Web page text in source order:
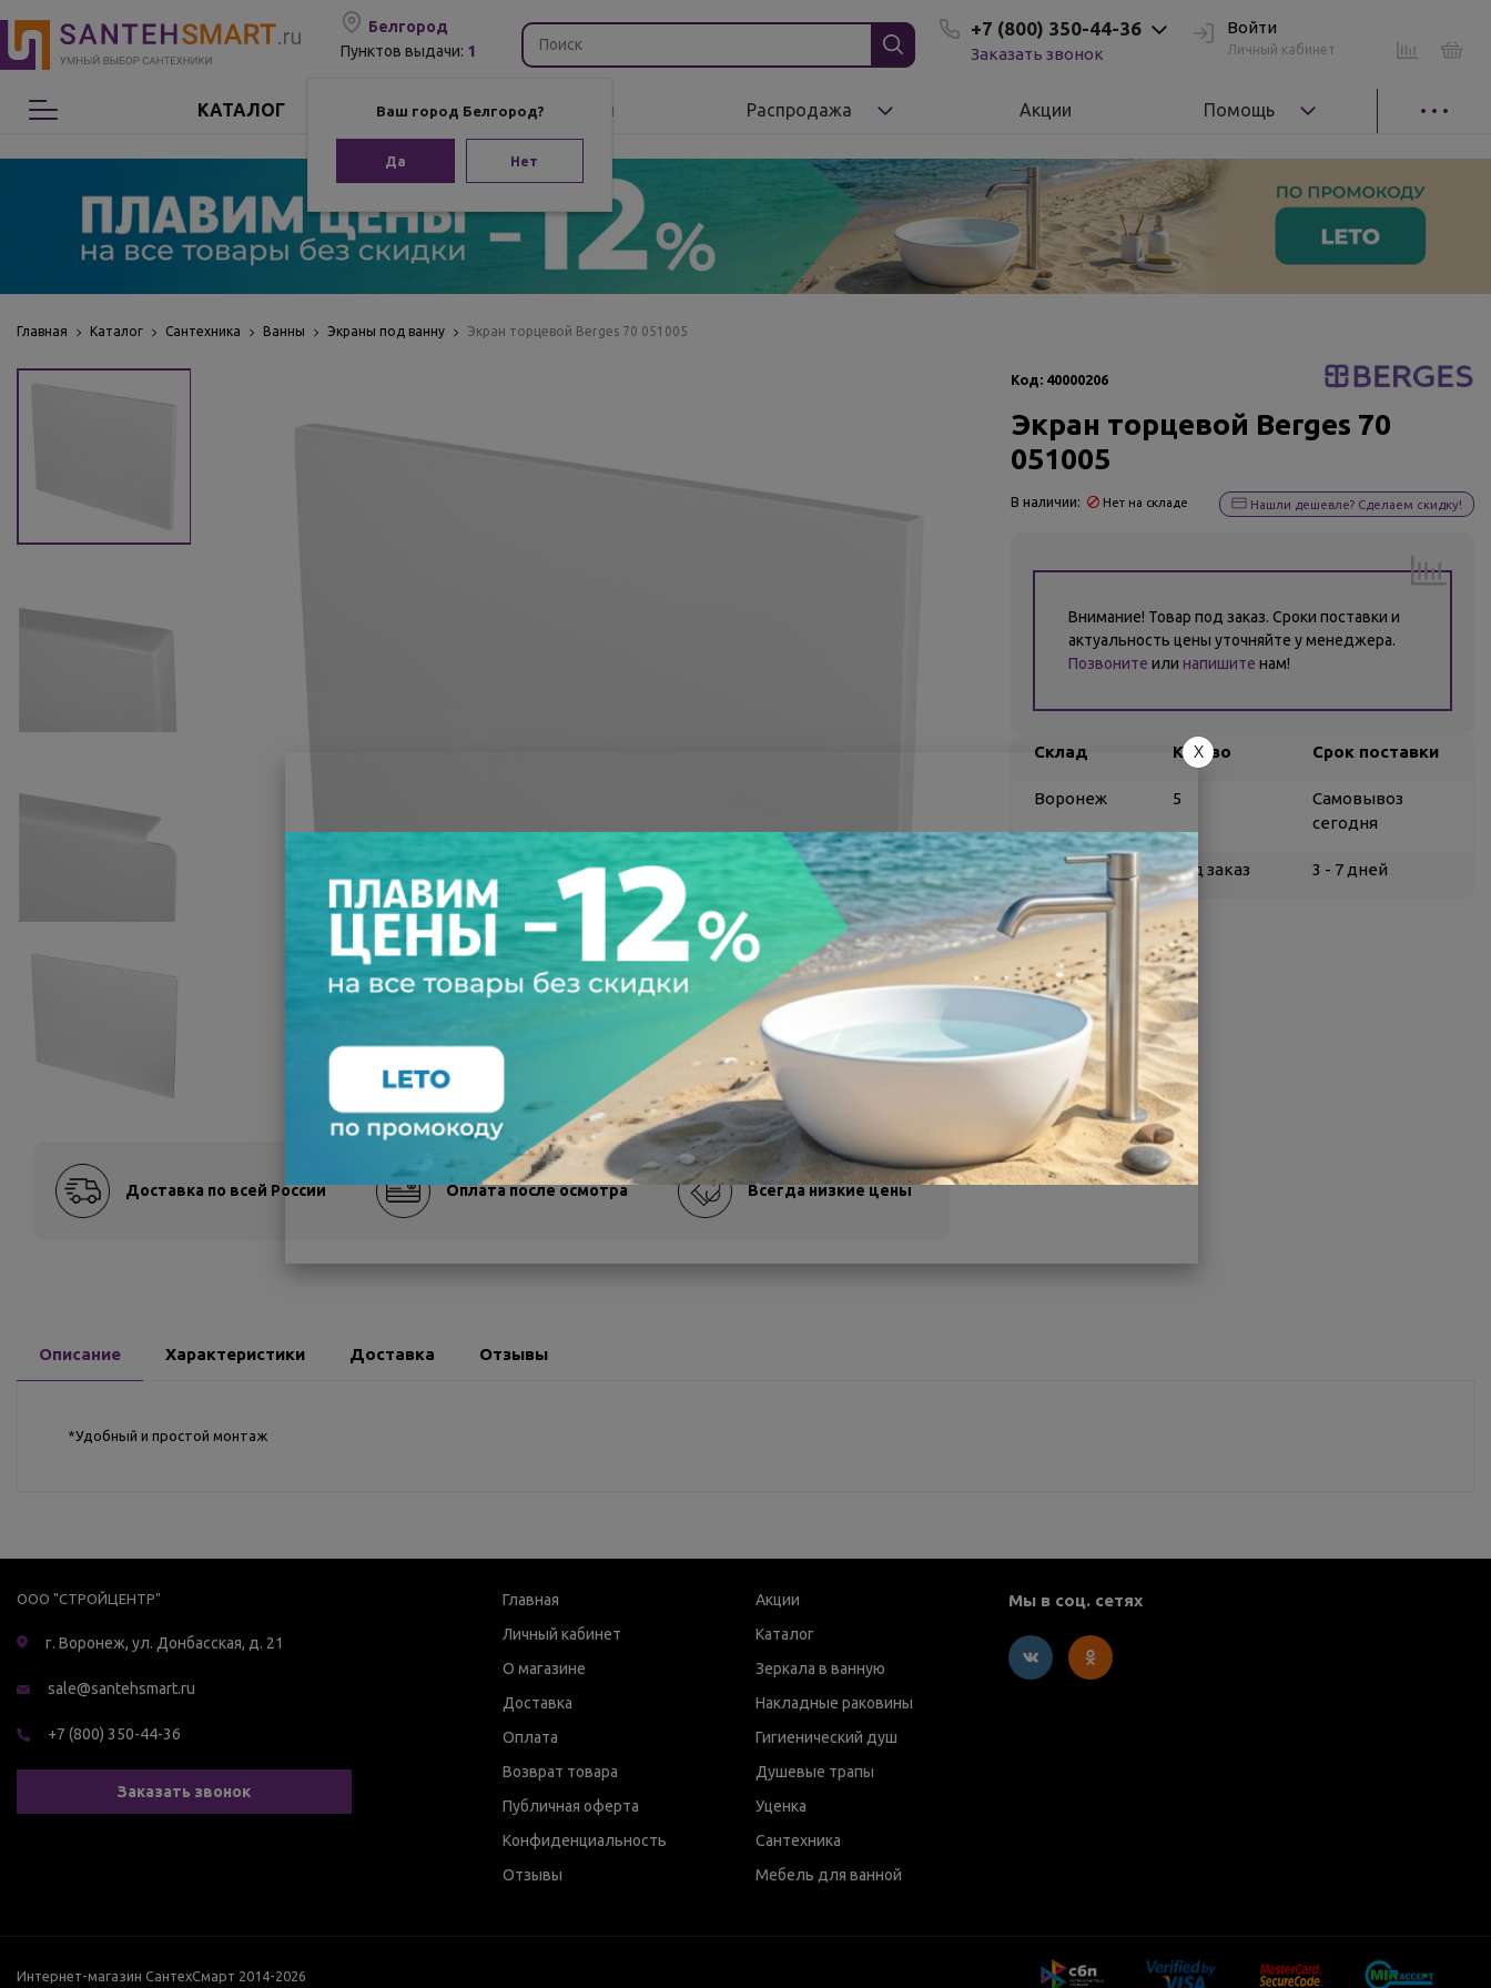
Белгород
Пунктов выдачи: 1
Ваш город Белгород?
Да Нет
+7 (800) 350-44-36
Заказать звонок
Войти
Личный кабинет
КАТАЛОГ
Сантехника
Мебель для ванной
Аксессуары для ванной
Отопление
Бренды Распродажа Акции Помощь
Главная Каталог Сантехника Ванны Экраны под ванну Экран торцевой Berges 70 051005
Доставка по всей России Оплата после осмотра Всегда низкие цены
Код: 40000206
Экран торцевой Berges 70
051005
В наличии: Нет на складе Нашли дешевле? Сделаем скидку!
Внимание! Товар под заказ. Сроки поставки и
актуальность цены уточняйте у менеджера.
Позвоните или напишите нам!
Склад Кол-во Срок поставки
Воронеж 5
Самовывоз
сегодня
Белгород под заказ 3 - 7 дней
О товаре
Заводской артикул:
051005
Производитель:
Berges
Гарантия: 2 года
Другие характеристики
Поделиться
Описание Характеристики Доставка Отзывы
*Удобный и простой монтаж
ООО "СТРОЙЦЕНТР"
г. Воронеж, ул. Донбасская, д. 21
sale@santehsmart.ru
+7 (800) 350-44-36
Заказать звонок
Главная
Личный кабинет
О магазине
Доставка
Оплата
Возврат товара
Публичная оферта
Конфиденциальность
Отзывы
Акции
Каталог
Зеркала в ванную
Накладные раковины
Гигиенический душ
Душевые трапы
Уценка
Сантехника
Мебель для ванной
Мы в соц. сетях
Интернет-магазин СантехСмарт 2014-2026
X